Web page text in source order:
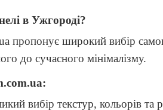
в Ужгороді?
пропонує широкий вибір
до сучасного мінімалізму.
вибір текстур, кольорів та